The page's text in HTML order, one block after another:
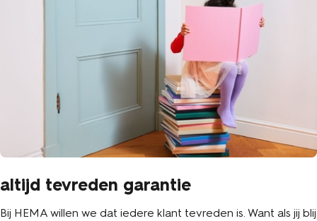
altijd tevreden garantie
Bij HEMA willen we dat iedere klant tevreden is. Want als jij blij